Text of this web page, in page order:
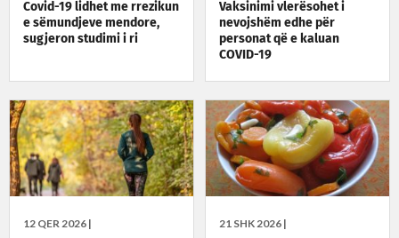
Covid-19 lidhet me rrezikun
e sëmundjeve mendore,
sugjeron studimi i ri
Vaksinimi vlerësohet i
nevojshëm edhe për
personat që e kaluan
COVID-19
12 QER 2026 | 21 SHK 2026 |